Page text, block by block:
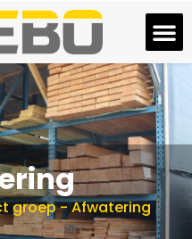
groep-Afwatering